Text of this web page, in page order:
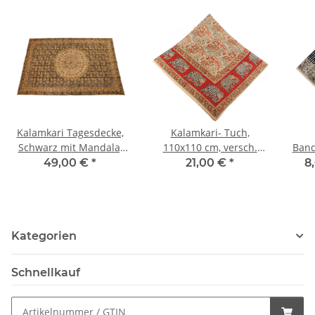
Kalamkari Tagesdecke,
Schwarz mit Mandala,
ca. 150x220cm
49,00 € *
Kalamkari- Tuch,
110x110 cm, versch.
Motive
21,00 € *
Kategorien
Schnellkauf